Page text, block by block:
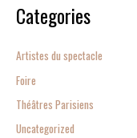
Categories
Artistes du spectacle
Foire
Théâtres Parisiens
Uncategorized